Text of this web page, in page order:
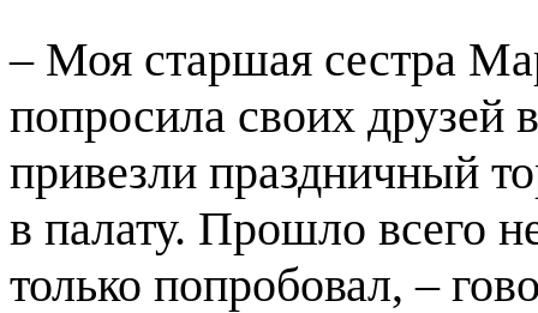
– Моя старшая сестра
попросила своих друзей
привезли праздничный
в палату. Прошло всего
только попробовал, –